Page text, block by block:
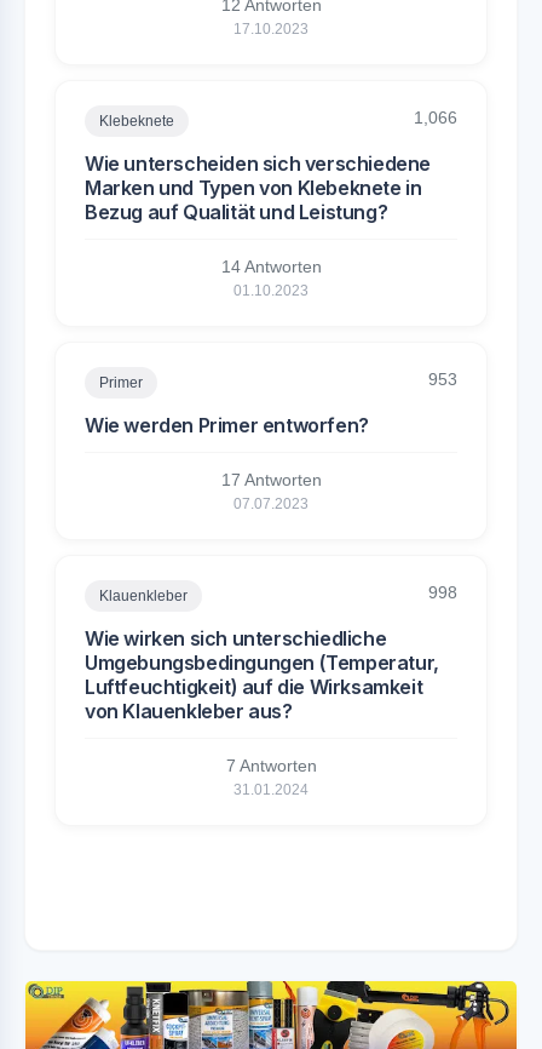
12 Antworten
17.10.2023
Klebeknete 1,066
Wie unterscheiden sich verschiedene
Marken und Typen von Klebeknete in
Bezug auf Qualität und Leistung?
14 Antworten
01.10.2023
Primer 953
Wie werden Primer entworfen?
17 Antworten
07.07.2023
Klauenkleber 998
Wie wirken sich unterschiedliche
Umgebungsbedingungen (Temperatur,
Luftfeuchtigkeit) auf die Wirksamkeit
von Klauenkleber aus?
7 Antworten
31.01.2024